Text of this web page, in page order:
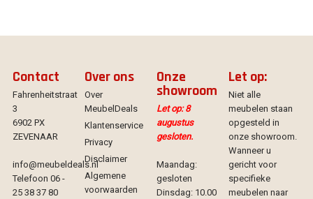
Contact
Fahrenheitstraat
3
6902 PX
ZEVENAAR
info@meubeldeals.nl
Telefoon 06 -
25 38 37 80
Over ons
Over
MeubelDeals
Klantenservice
Privacy
Disclaimer
Algemene
voorwaarden
Onze
showroom
Let op: 8
augustus
gesloten.
Maandag:
gesloten
Dinsdag: 10.00
Let op:
Niet alle
meubelen staan
opgesteld in
onze showroom.
Wanneer u
gericht voor
specifieke
meubelen naar